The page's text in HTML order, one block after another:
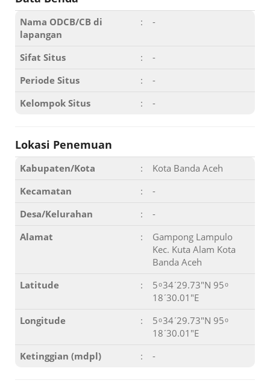
Nama ODCB/CB di
lapangan
: -
Sifat Situs :
-
Periode Situs
:
-
Kelompok Situs
: -
Lokasi Penemuan
Kabupaten/Kota :
Kota Banda Aceh
Kecamatan
:
-
Desa/Kelurahan
:
-
Alamat
:
Gampong Lampulo
Kec. Kuta Alam Kota
Banda Aceh
Latitude
:
5 ͦ 34ʹ29.73"N 95 ͦ
18ʹ30.01"E
Longitude
:
5 ͦ 34ʹ29.73"N 95 ͦ
18ʹ30.01"E
Ketinggian (mdpl)
: -